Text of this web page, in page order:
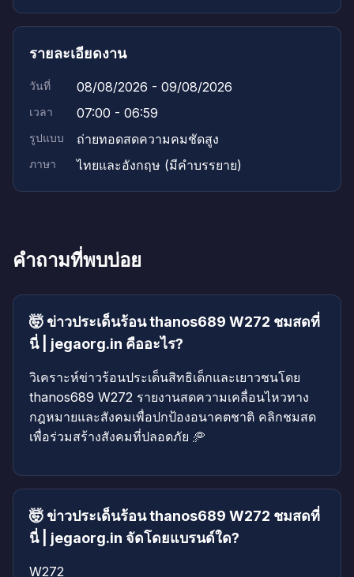
รายละเอียดงาน
วันที่ 08/08/2026 - 09/08/2026
เวลา 07:00 - 06:59
รูปแบบ ถ่ายทอดสดความคมชัดสูง
ภาษา ไทยและอังกฤษ (มีคำบรรยาย)
คำถามที่พบบ่อย
🤯 ข่าวประเด็นร้อน thanos689 W272 ชมสดที่
นี่ | jegaorg.in คืออะไร?
วิเคราะห์ข่าวร้อนประเด็นสิทธิเด็กและเยาวชนโดย
thanos689 W272 รายงานสดความเคลื่อนไหวทาง
กฎหมายและสังคมเพื่อปกป้องอนาคตชาติ คลิกชมสด
เพื่อร่วมสร้างสังคมที่ปลอดภัย 🥏
🤯 ข่าวประเด็นร้อน thanos689 W272 ชมสดที่
นี่ | jegaorg.in จัดโดยแบรนด์ใด?
W272